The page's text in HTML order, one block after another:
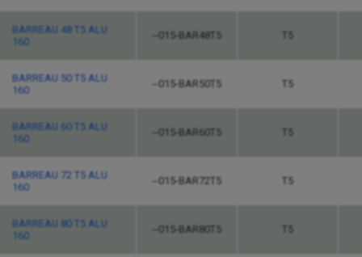
BARREAU 48 T5 ALU
160
--015-BAR48T5
BARREAU 50 T5 ALU
160
--015-BAR50T5 T5
BARREAU 60 T5 ALU
160
--015-BAR60T5
BARREAU 72 T5 ALU
160
--015-BAR72T5 T5
BARREAU 80 T5 ALU
160
--015-BAR80T5